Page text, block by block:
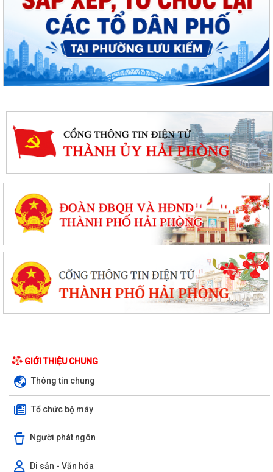
GIỚI THIỆU CHUNG
Thông tin chung
Tổ chức bộ máy
Người phát ngôn
Di sản - Văn hóa